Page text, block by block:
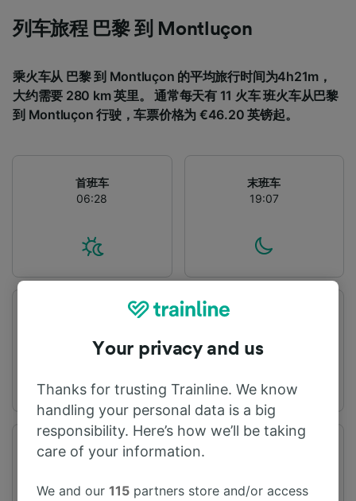
列车旅程 巴黎 到 Montluçon
乘火车从 巴黎 到 Montluçon 的平均旅行时间为4h21m，
大约需要 280 km 英里。 通常每天有 11 火车 班火车从巴黎
到 Montluçon 行驶，车票价格为 €46.20 英镑起。
首班车
06:28
末班车
19:07
旅程时间
Your privacy and us
Thanks for trusting Trainline. We know
handling your personal data is a big
responsibility. Here’s how we’ll be taking
care of your information.
We and our115 partners store and/or access